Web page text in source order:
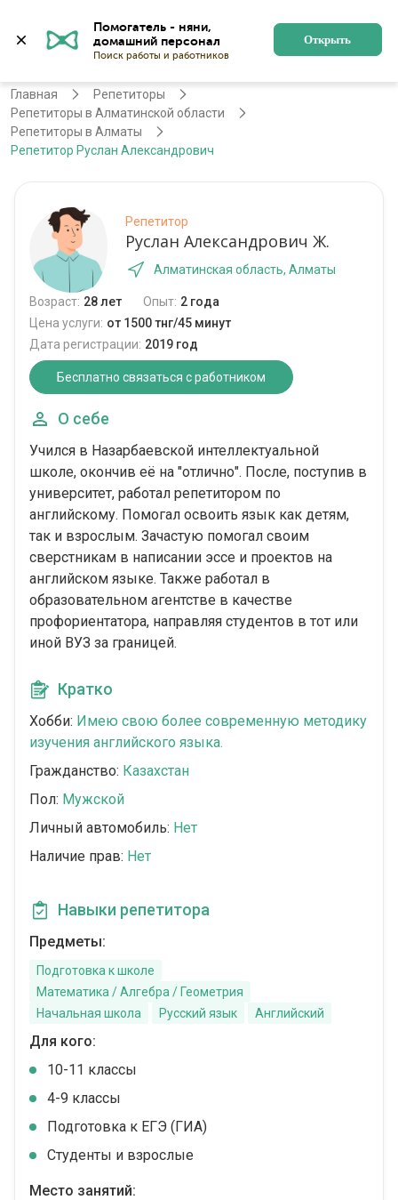
Помогатель - няни,
Поиск работы и работников
Открыть
Алматы Регистрация
Главная
Репетиторы
Репетиторы в Алматинской области
Репетиторы в Алматы
Репетитор Руслан Александрович
Репетитор
Руслан Александрович Ж.
Алматинская область, Алматы
Возраст: 28 лет Опыт: 2 года
Цена услуги: от 1500 тнг/45 минут
Дата регистрации: 2019 год
Бесплатно связаться с работником
О себе
Учился в Назарбаевской интеллектуальной
школе, окончив её на "отлично". После, поступив в
университет, работал репетитором по
английскому. Помогал освоить язык как детям,
так и взрослым. Зачастую помогал своим
сверстникам в написании эссе и проектов на
английском языке. Также работал в
образовательном агентстве в качестве
профориентатора, направляя студентов в тот или
иной ВУЗ за границей.
Кратко
Хобби: Имею свою более современную методику
изучения английского языка.
Гражданство: Казахстан
Пол: Мужской
Личный автомобиль: Нет
Наличие прав: Нет
Навыки репетитора
Предметы:
Подготовка к школе
Математика / Алгебра / Геометрия
Начальная школа
Русский язык Английский
Для кого:
10-11 классы
4-9 классы
Подготовка к ЕГЭ (ГИА)
Студенты и взрослые
Место занятий: